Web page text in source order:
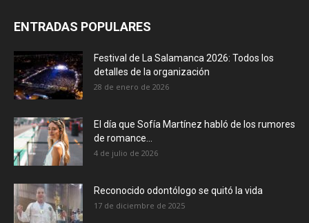
ENTRADAS POPULARES
Festival de La Salamanca 2026: Todos los
detalles de la organización
28 de enero de 2026
El día que Sofía Martínez habló de los rumores
de romance...
4 de julio de 2026
Reconocido odontólogo se quitó la vida
17 de diciembre de 2025